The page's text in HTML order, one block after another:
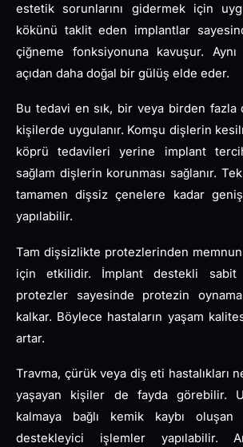
estetik sorunlarını gidermek için
kökünü taklit eden implantlar
çiğneme fonksiyonuna kavuşur.
açıdan daha doğal bir gülüş elde eder.
Bu tedavi en sık, bir veya birden fazla
kişilerde uygulanır. Komşu dişlerin
köprü tedavileri yerine implant
sağlam dişlerin korunması sağlanır.
tamamen dişsiz çenelere kadar
yapılabilir.
Tam dişsizlikte protezlerinden
için etkilidir. İmplant destekli sabit
protezler sayesinde protezin
kalkar. Böylece hastaların yaşam
artar.
Travma, çürük veya diş eti hastalıkları
yaşayan kişiler de fayda görebilir.
kalmaya bağlı kemik kaybı oluşan
destekleyici işlemler yapılabilir.